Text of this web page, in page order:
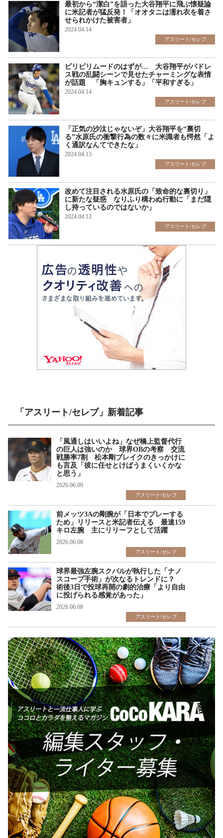
最初から“潔白”を語った大谷翔平に飛ぶ懐疑論
に米記者が猛反発！「オオタニは濡れ衣を着さ
せられかけた被害者」
2024.04.14
アスリート/セレブ
ピリピリムードのはずが… 大谷翔平がパドレ
ス戦の乱闘シーンで見せたチャーミングな表情
が話題 「胸キュンする」「平和すぎる」
2024.04.14
アスリート/セレブ
「正気の沙汰じゃないぞ」大谷翔平を“裏切
る”水原氏の衝撃行為の数々に米識者も愕然「よ
く通訳なんてできたな」
2024.04.13
アスリート/セレブ
改めて注目される水原氏の「致命的な裏切り」
に新たな疑惑 なりふり構わぬ行動に「まだ隠
し持っているのではないか」
2024.04.13
アスリート/セレブ
「アスリート/セレブ」新着記事
「風通しはいいよね」なぜ橋上監督代行
の巨人は強いのか 球界OBの考察 交流
戦勝率7割 松本剛ブレイクのきっかけに
も言及「彼に任せとけばうまくいくかな
と思う」
2026.06.09
アスリート/セレブ
前メッツ3Aの剛腕が「日本でプレーする
ため」リリースと米記者伝える 最速159
キロ左腕 主にリリーフとして活躍
2026.06.08
アスリート/セレブ
球界最強左腕スクバルが執行した「ナノ
スコープ手術」が次なるトレンドに？
術後3日で投球再開の劇的治療「より自由
に投げられる感覚があった」
2026.06.08
アスリート/セレブ